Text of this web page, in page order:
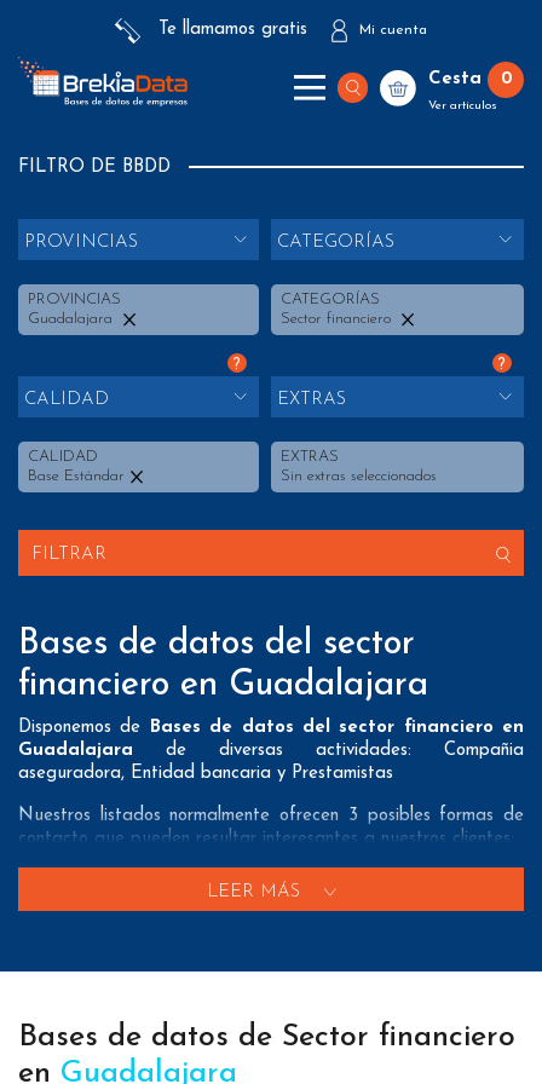
Te llamamos gratis Mi cuenta
Cesta 0
Ver artículos
FILTRO DE BBDD
PROVINCIAS
PROVINCIAS
Guadalajara
CATEGORÍAS
CATEGORÍAS
Sector financiero
?
CALIDAD
CALIDAD
Base Estándar
?
EXTRAS
EXTRAS
Sin extras seleccionados
FILTRAR
Bases de datos del sector
financiero en Guadalajara
Disponemos de Bases de datos del sector financiero en
Guadalajara de diversas actividades: Compañia
aseguradora, Entidad bancaria y Prestamistas
Nuestros listados normalmente ofrecen 3 posibles formas de
contacto que pueden resultar interesantes a nuestros clientes:
direcciones postales nuestros/as Bases de datos
máxima eficacia.
sector financiero en Guadalajara aportan tanto teléfonos fijos
como teléfonos móviles con el fin de que nuestros clientes
LEER MÁS
Bases de datos de Sector financiero
en Guadalajara